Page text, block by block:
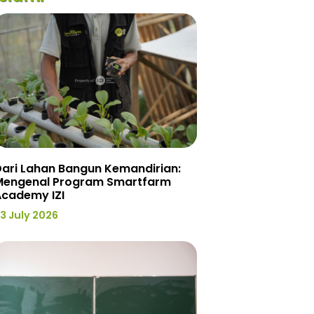
Lahan Bangun Kemandirian:
Program Smartfarm
IZI
July 2026